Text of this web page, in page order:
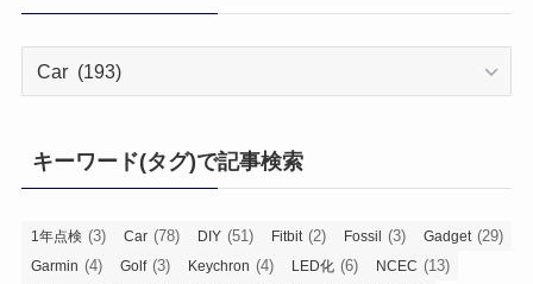
キーワード(タグ)で記事検索
1年点検 (3) Car (78) DIY (51) Fitbit (2) Fossil (3) Gadget (29)
Garmin (4) Golf(3) Keychron (4) LED化 (6) NCEC (13)